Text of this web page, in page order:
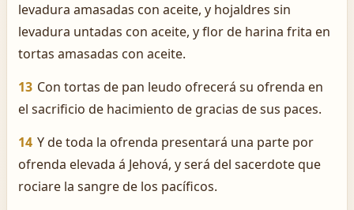
levadura amasadas con aceite, y hojaldres sin
levadura untadas con aceite, y flor de harina frita en
tortas amasadas con aceite.
13 Con tortas de pan leudo ofrecerá su ofrenda en
el sacrificio de hacimiento de gracias de sus paces.
14 Y de toda la ofrenda presentará una parte por
ofrenda elevada á Jehová, y será del sacerdote que
rociare la sangre de los pacíficos.